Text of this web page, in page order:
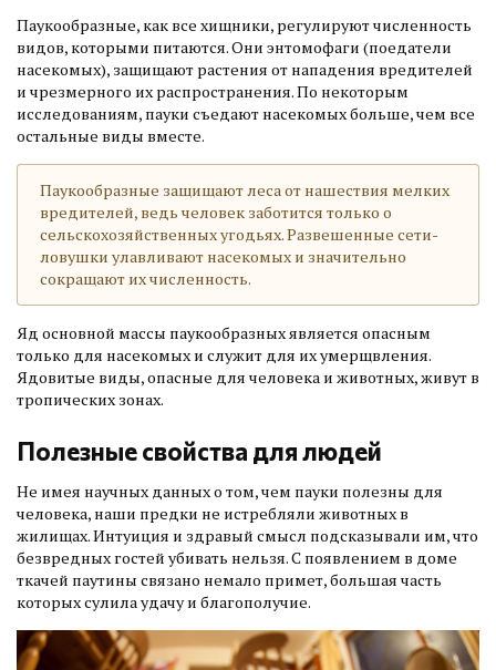
Паукообразные, как все хищники, регулируют численность
видов, которыми питаются. Они энтомофаги (поедатели
насекомых), защищают растения от нападения вредителей
и чрезмерного их распространения. По некоторым
исследованиям, пауки съедают насекомых больше, чем все
остальные виды вместе.
Паукообразные защищают леса от нашествия мелких
вредителей, ведь человек заботится только о
сельскохозяйственных угодьях. Развешенные сети-
ловушки улавливают насекомых и значительно
сокращают их численность.
Яд основной массы паукообразных является опасным
только для насекомых и служит для их умерщвления.
Ядовитые виды, опасные для человека и животных, живут в
тропических зонах.
Полезные свойства для людей
Не имея научных данных о том, чем пауки полезны для
человека, наши предки не истребляли животных в
жилищах. Интуиция и здравый смысл подсказывали им, что
безвредных гостей убивать нельзя. С появлением в доме
ткачей паутины связано немало примет, большая часть
которых сулила удачу и благополучие.